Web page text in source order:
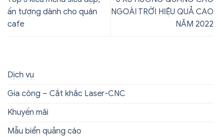
ấn tượng dành cho quán
cafe
NGOÀI TRỜI HIỆU QUẢ CAO
NĂM 2022
Dịch vụ
Gia công – Cắt khắc Laser-CNC
Khuyến mãi
Mẫu biển quảng cáo